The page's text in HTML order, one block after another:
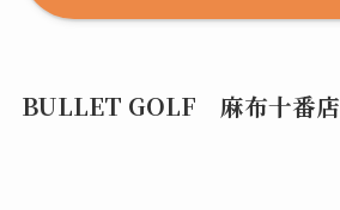
BULLET GOLF 麻布十番店